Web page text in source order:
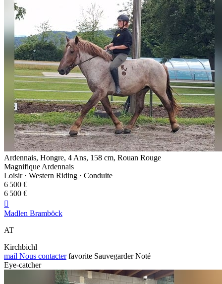
Ardennais, Hongre, 4 Ans, 158 cm, Rouan Rouge
Magnifique Ardennais
Loisir · Western Riding · Conduite
6 500 €
6 500 €

Madlen Bramböck
AT
Kirchbichl
mail Nous contacter favorite Sauvegarder Noté
Eye-catcher